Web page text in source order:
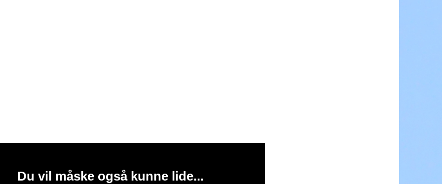
Du vil måske også kunne lide...